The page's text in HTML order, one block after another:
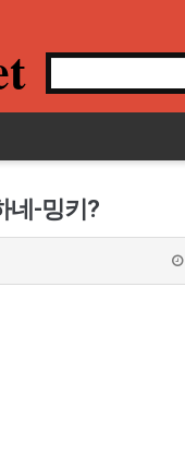
네-밍키?